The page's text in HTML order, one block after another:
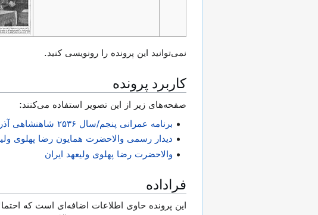
نمی‌توانید این پرونده را رونویسی کنید.
کاربرد پرونده
صفحه‌های زیر از این تصویر استفاده می‌کنند:
برنامه عمرانی پنجم/سال ۲۵۳۶ شاهنشاهی آذر ماه تا اسفند ماه
دیدار رسمی والاحضرت همایون رضا پهلوی ولیعهد ایران از تایلند ۱۴
والاحضرت رضا پهلوی ولیعهد ایران
فراداده
این پرونده حاوی اطلاعات اضافه‌ای است که